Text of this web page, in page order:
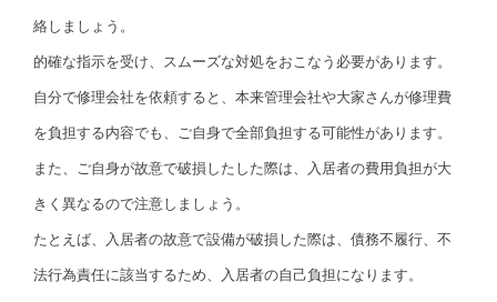
絡しましょう。
的確な指示を受け、スムーズな対処をおこなう必要があります。
自分で修理会社を依頼すると、本来管理会社や大家さんが修理費
を負担する内容でも、ご自身で全部負担する可能性があります。
また、ご自身が故意で破損したした際は、入居者の費用負担が大
きく異なるので注意しましょう。
たとえば、入居者の故意で設備が破損した際は、債務不履行、不
法行為責任に該当するため、入居者の自己負担になります。